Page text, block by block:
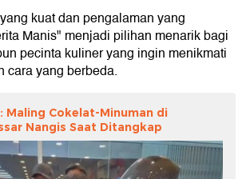
kuat dan pengalaman yang
Manis" menjadi pilihan menarik bagi
pecinta kuliner yang ingin menikmati
cara yang berbeda.
Maling Cokelat-Minuman di
Nangis Saat Ditangkap